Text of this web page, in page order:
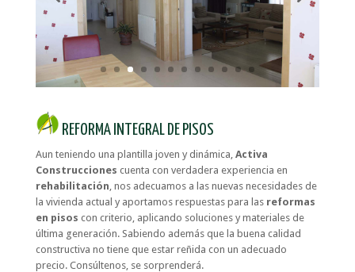
REFORMA INTEGRAL DE PISOS
Aun teniendo una plantilla joven y dinámica, Activa
Construcciones cuenta con verdadera experiencia en
rehabilitación , nos adecuamos a las nuevas necesidades de
la vivienda actual y aportamos respuestas para las reformas
en pisos con criterio, aplicando soluciones y materiales de
última generación. Sabiendo además que la buena calidad
constructiva no tiene que estar reñida con un adecuado
precio. Consúltenos, se sorprenderá.